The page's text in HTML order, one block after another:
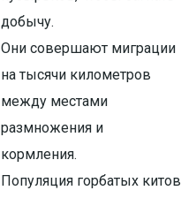
добычу.
Они совершают миграции
на тысячи километров
между местами
размножения и
кормления.
Популяция горбатых китов